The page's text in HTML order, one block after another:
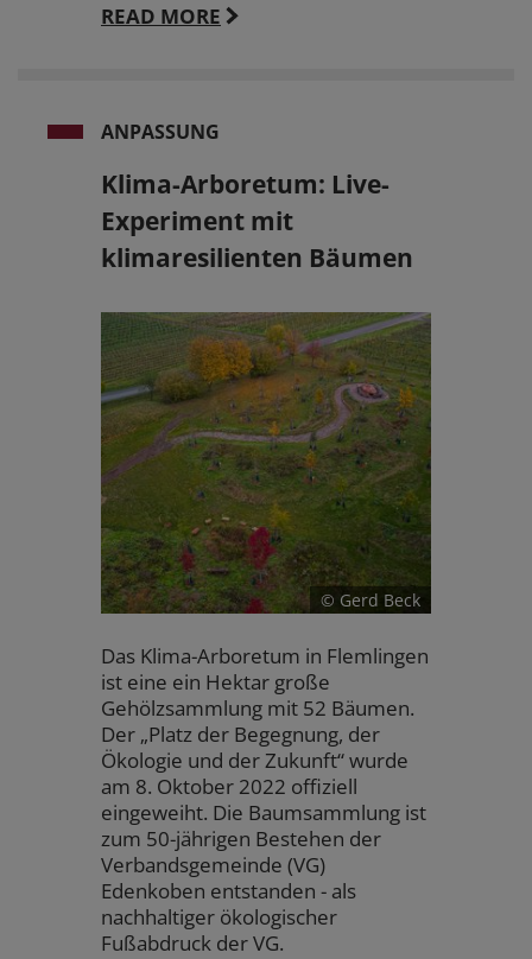
READ MORE
ANPASSUNG
Klima-Arboretum: Live-
Experiment mit
klimaresilienten Bäumen
© Gerd Beck
Das Klima-Arboretum in Flemlingen
ist eine ein Hektar große
Gehölzsammlung mit 52 Bäumen.
Der „Platz der Begegnung, der
Ökologie und der Zukunft“ wurde
am 8. Oktober 2022 offiziell
eingeweiht. Die Baumsammlung ist
zum 50-jährigen Bestehen der
Verbandsgemeinde (VG)
Edenkoben entstanden - als
nachhaltiger ökologischer
Fußabdruck der VG.